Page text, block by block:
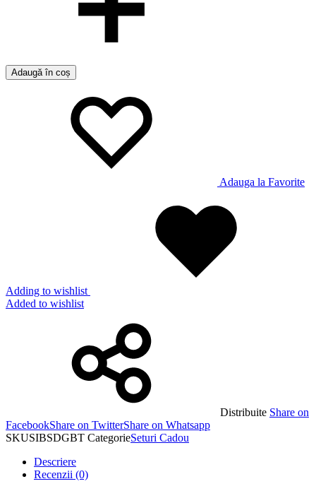
Adaugă în coș
Adauga la Favorite
Adding to wishlist
Added to wishlist
Distribuite Share on
FacebookShare on TwitterShare on Whatsapp
SKUSIBSDGBT CategorieSeturi Cadou
Descriere
Recenzii (0)